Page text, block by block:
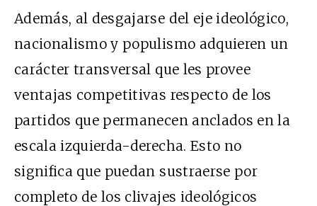
Además, al desgajarse del eje ideológico,
nacionalismo y populismo adquieren un
carácter transversal que les provee
ventajas competitivas respecto de los
partidos que permanecen anclados en la
escala izquierda-derecha. Esto no
significa que puedan sustraerse por
completo de los clivajes ideológicos